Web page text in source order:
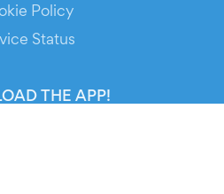
Policy
Status
THE APP!